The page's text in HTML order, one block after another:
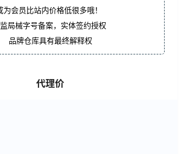
为会员比站内价格低很多哦！
局械字号备案，实体签约授权
品牌仓库具有最终解释权
代理价